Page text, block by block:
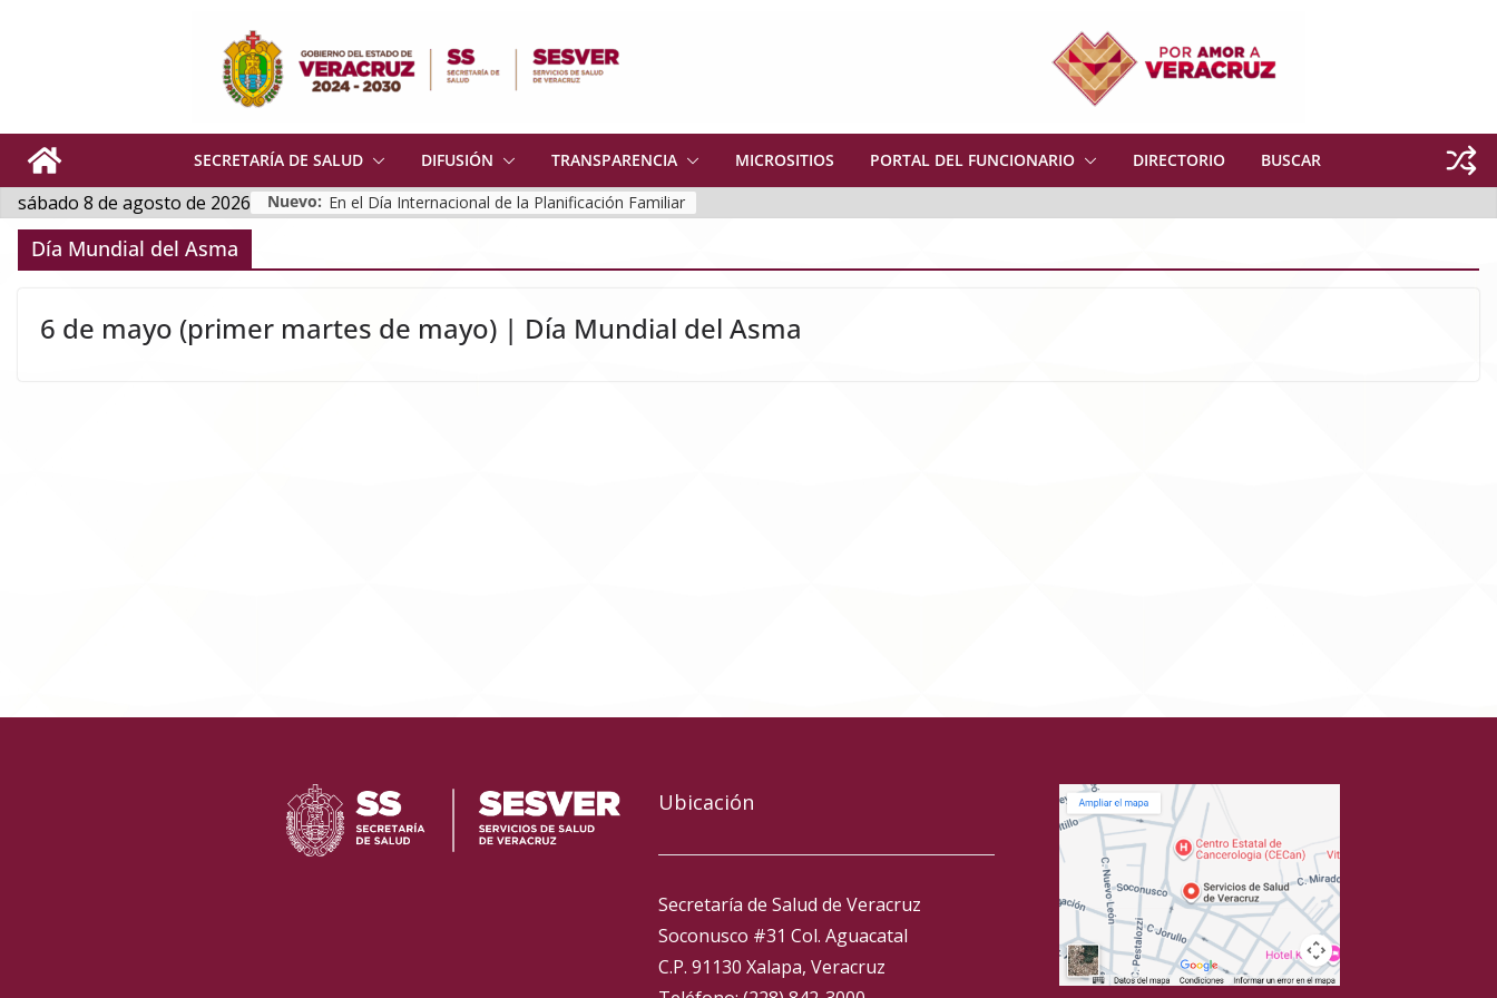
SECRETARÍA DE SALUD DIFUSIÓN TRANSPARENCIA MICROSITIOS PORTAL DEL FUNCIONARIO DIRECTORIO BUSCAR
sábado 8 de agosto de 2026 Nuevo: En el Día Internacional de la Planificación Familiar
Día Mundial del Asma
6 de mayo (primer martes de mayo) | Día Mundial del Asma
Ubicación
Secretaría de Salud de Veracruz
Soconusco #31 Col. Aguacatal
C.P. 91130 Xalapa, Veracruz